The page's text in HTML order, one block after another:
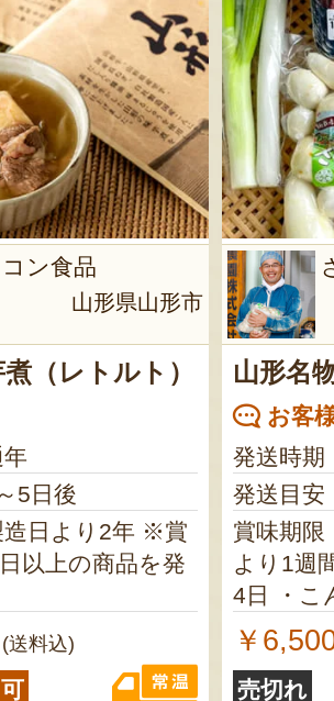
期限が
ます
ン食品
山形県山形市
（レトルト）
5日後
より2年 ※賞
以上の商品を発
(送料込)
山形名
お客
発送時期
発送目安
賞味期限
より1週間 ・牛肉／発送
4日 ・こんにゃく／製造日より
4か月 ※賞味期限が2ヶ月以上
の商品を発
発送日より4日 ・
￥
売切れ